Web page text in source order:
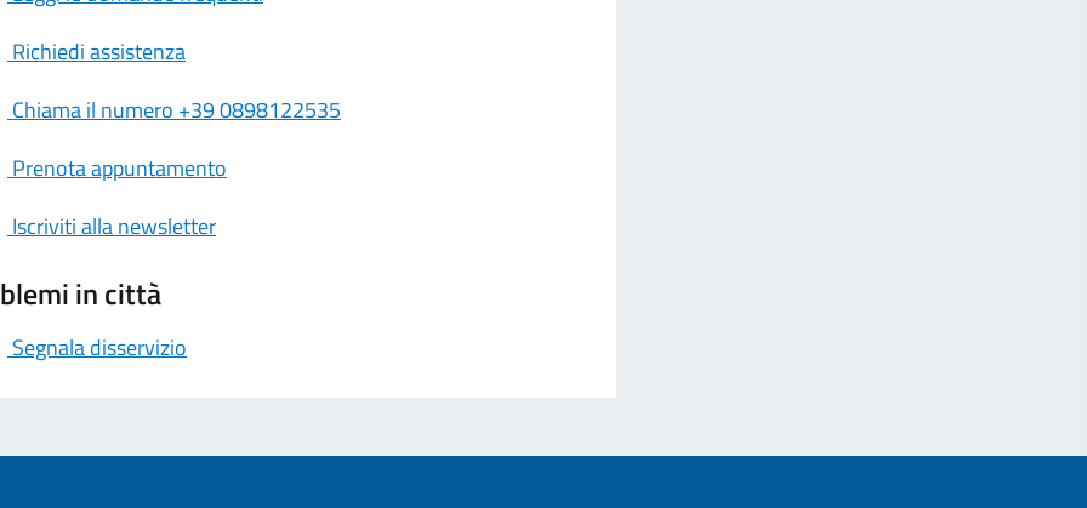
Richiedi assistenza
Chiama il numero +39 0898122535
Prenota appuntamento
Iscriviti alla newsletter
in città
Segnala disservizio